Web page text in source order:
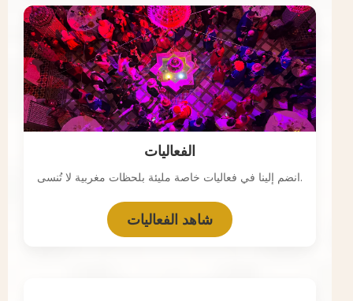
الفعاليات
انضم إلينا في فعاليات خاصة مليئة بلحظات مغربية لا تُنسى.
شاهد الفعاليات